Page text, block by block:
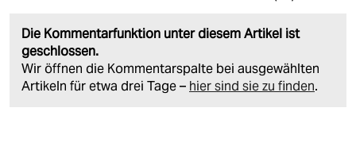
Die Kommentarfunktion unter diesem Artikel ist
geschlossen.
Wir öffnen die Kommentarspalte bei ausgewählten
Artikeln für etwa drei Tage – hier sind sie zu finden.